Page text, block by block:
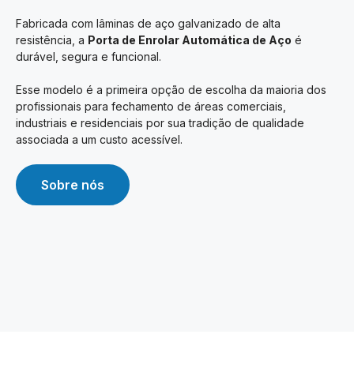
Fabricada com lâminas de aço galvanizado de alta
resistência, a Porta de Enrolar Automática de Aço é
durável, segura e funcional.
Esse modelo é a primeira opção de escolha da maioria dos
profissionais para fechamento de áreas comerciais,
industriais e residenciais por sua tradição de qualidade
associada a um custo acessível.
Sobre nós